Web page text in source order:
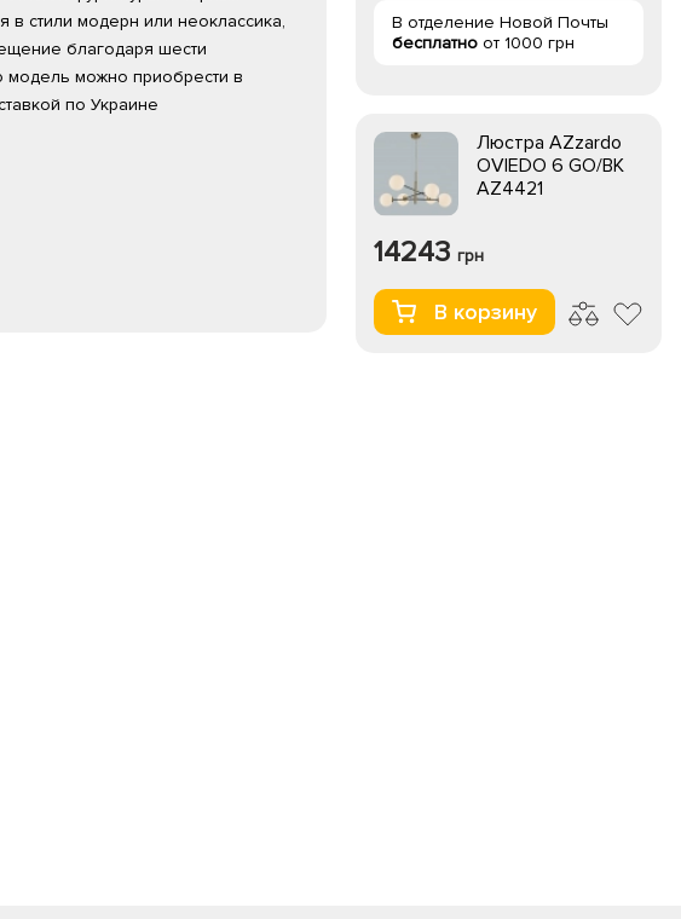
стили модерн или неоклассика,
благодаря шести
модель можно приобрести в
по Украине
В отделение Новой Почты
бесплатно от 1000 грн
Люстра AZzardo
OVIEDO 6 GO/BK
AZ4421
14243 грн
В корзину